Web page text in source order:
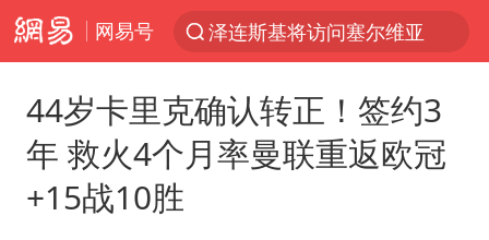
网易号
泽连斯基将访问塞尔维亚
泉州市委书记张毅恭被查
44岁卡里克确认转正！签约3
年 救火4个月率曼联重返欧冠
+15战10胜